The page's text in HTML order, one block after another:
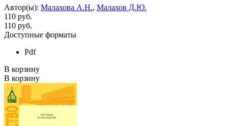
Автор(ы): Малахова А.Н., Малахов Д.Ю.
110 руб.
110 руб.
Доступные форматы
Pdf
В корзину
В корзину